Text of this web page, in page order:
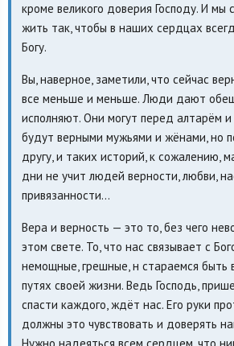
кроме великого доверия Господу. И мы
жить так, чтобы в наших сердцах
Богу.
Вы, наверное, заметили, что сейчас
все меньше и меньше. Люди дают
исполняют. Они могут перед алтарём
будут верными мужьями и жёнами, но
другу, и таких историй, к сожалению,
дни не учит людей верности, любви,
привязанности…
Вера и верность — это то, без чего
этом свете. То, что нас связывает с
немощные, грешные, н стараемся быть
путях своей жизни. Ведь Господь,
спасти каждого, ждёт нас. Его руки
должны это чувствовать и доверять